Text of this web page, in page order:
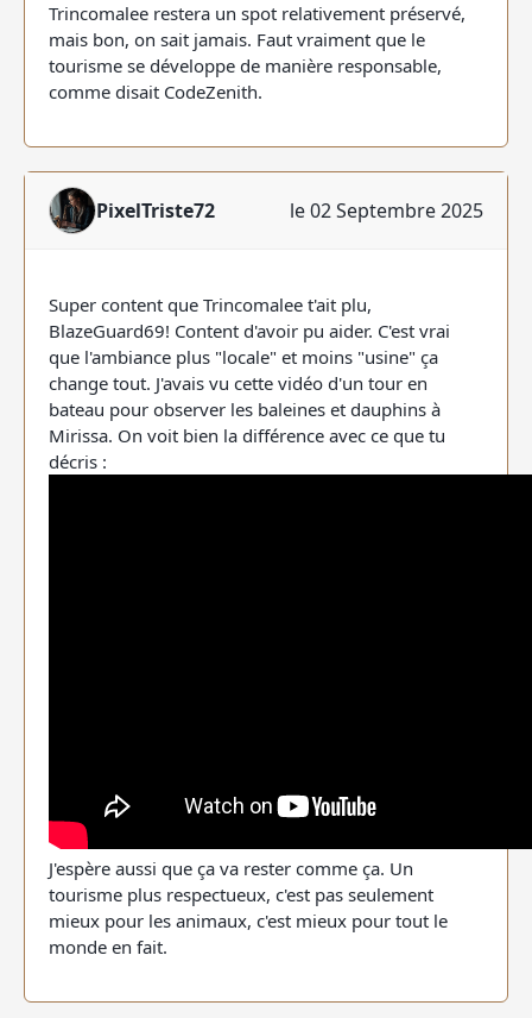
Trincomalee restera un spot relativement préservé,
mais bon, on sait jamais. Faut vraiment que le
tourisme se développe de manière responsable,
comme disait CodeZenith.
PixelTriste72 le 02 Septembre 2025
Super content que Trincomalee t'ait plu,
BlazeGuard69! Content d'avoir pu aider. C'est vrai
que l'ambiance plus "locale" et moins "usine" ça
change tout. J'avais vu cette vidéo d'un tour en
bateau pour observer les baleines et dauphins à
Mirissa. On voit bien la différence avec ce que tu
décris :
J'espère aussi que ça va rester comme ça. Un
tourisme plus respectueux, c'est pas seulement
mieux pour les animaux, c'est mieux pour tout le
monde en fait.